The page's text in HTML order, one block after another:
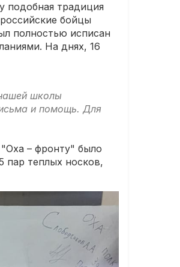
подобная традиция
бойцы
полностью исписан
На днях, 16
школы
и помощь. Для
– фронту" было
пар теплых носков,